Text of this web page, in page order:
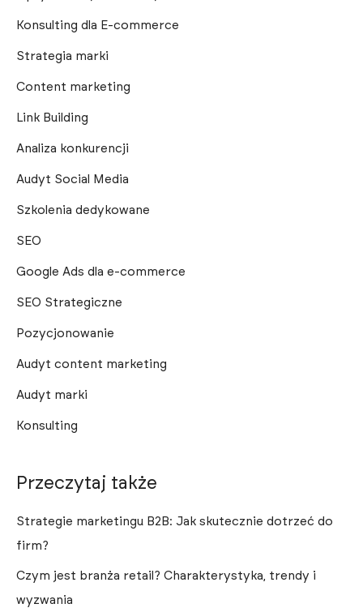
Konsulting dla E-commerce
Strategia marki
Content marketing
Link Building
Analiza konkurencji
Audyt Social Media
Szkolenia dedykowane
SEO
Google Ads dla e-commerce
SEO Strategiczne
Pozycjonowanie
Audyt content marketing
Audyt marki
Konsulting
Przeczytaj także
Strategie marketingu B2B: Jak skutecznie dotrzeć do
firm?
Czym jest branża retail? Charakterystyka, trendy i
wyzwania